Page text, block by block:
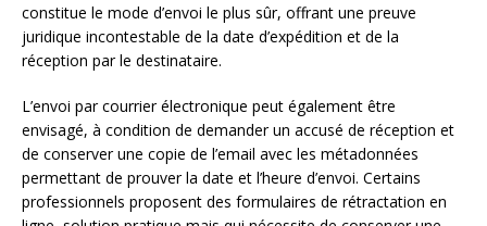
constitue le mode d’envoi le plus sûr, offrant une preuve
juridique incontestable de la date d’expédition et de la
réception par le destinataire.
L’envoi par courrier électronique peut également être
envisagé, à condition de demander un accusé de réception et
de conserver une copie de l’email avec les métadonnées
permettant de prouver la date et l’heure d’envoi. Certains
professionnels proposent des formulaires de rétractation en